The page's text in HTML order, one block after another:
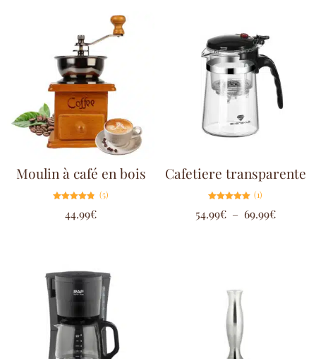
Moulin à café en bois
4.80
sur 5
(5)
44.99€
Cafetiere transparente
5.00
sur 5
(1)
54.99€ – 69.99€